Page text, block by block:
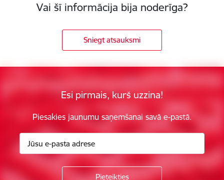
Vai šī informācija bija noderīga?
Sniegt atsauksmi
Esi pirmais, kurš uzzina!
Piesakies jaunumu saņemšanai savā e-pastā.